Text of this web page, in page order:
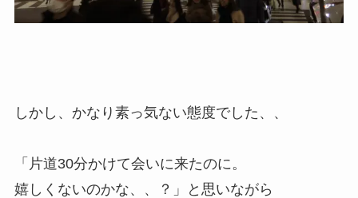
しかし、かなり素っ気ない態度でした、、
「片道30分かけて会いに来たのに。
嬉しくないのかな、、？」と思いながら